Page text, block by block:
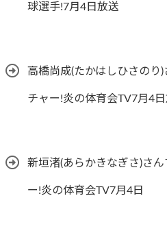
球選手!7月4日放送
高橋尚成(たかはしひさのり
チャー!炎の体育会TV7月4日
新垣渚(あらかきなぎさ)さ
ー!炎の体育会TV7月4日